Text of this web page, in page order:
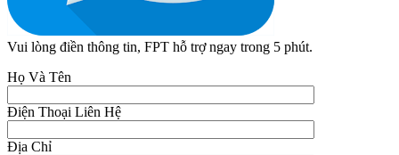
Vui lòng điền thông tin, FPT hỗ trợ ngay trong 5 phút.
Họ Và Tên
Điện Thoại Liên Hệ
Địa Chỉ